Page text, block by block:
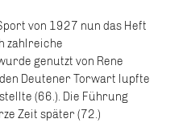
von 1927 nun das Heft
zahlreiche
genutzt von Rene
Deutener Torwart lupfte
(66.). Die Führung
Zeit später (72.)